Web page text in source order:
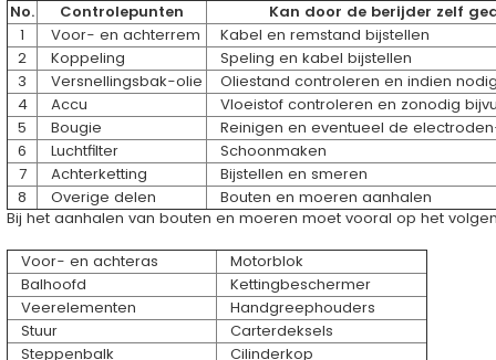
No. Controlepunten
Kan door de berijder zelf
1
Voor- en achterrem
Kabel en remstand bijstellen
2
Koppeling
Speling en kabel bijstellen
3
Versnellingsbak-olie
Oliestand controleren en indien
4
Accu
Vloeistof controleren en zonodig
5
Bougie
Reinigen en eventueel de
6
Luchtfilter
Schoonmaken
7
Achterketting
Bijstellen en smeren
8
Overige delen
Bouten en moeren aanhalen
Bij het aanhalen van bouten en moeren moet vooral op het
Voor- en achteras
Motorblok
Balhoofd
Kettingbeschermer
Veerelementen
Handgreephouders
Stuur
Carterdeksels
Steppenbalk
Cilinderkop